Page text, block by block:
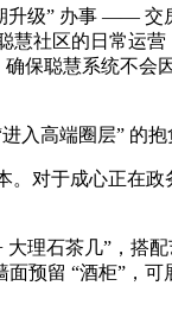
升级” 办事 —— 交
慧社区的日常运
保聪慧系统不会
高端圈层” 的抱
对于成心正在政
理石茶几”，搭配
预留 “酒柜”，